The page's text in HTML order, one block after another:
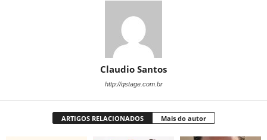
Claudio Santos
http://qstage.com.br
ARTIGOS RELACIONADOS Mais do autor